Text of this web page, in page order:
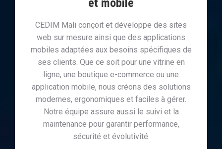
et mobile
CEDIM Mali conçoit et développe des sites
web sur mesure ainsi que des applications
mobiles adaptées aux besoins spécifiques de
ses clients. Que ce soit pour une vitrine en
ligne, une boutique e-commerce ou une
application mobile, nous créons des solutions
modernes, ergonomiques et faciles à gérer.
Notre équipe assure aussi le suivi et la
maintenance pour garantir performance,
sécurité et évolutivité.